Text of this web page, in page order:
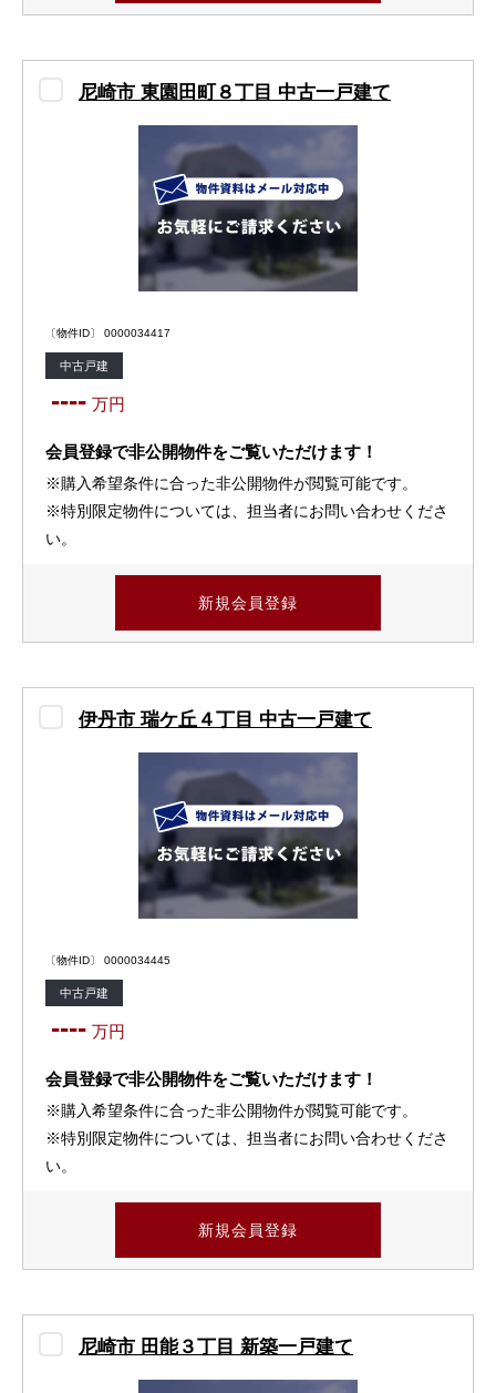
尼崎市 東園田町８丁目 中古一戸建て
〔物件ID〕 0000034417
中古戸建
---- 万円
会員登録で非公開物件をご覧いただけます！
※購入希望条件に合った非公開物件が閲覧可能です。
※特別限定物件については、担当者にお問い合わせくださ
い。
新規会員登録
伊丹市 瑞ケ丘４丁目 中古一戸建て
〔物件ID〕 0000034445
中古戸建
---- 万円
会員登録で非公開物件をご覧いただけます！
※購入希望条件に合った非公開物件が閲覧可能です。
※特別限定物件については、担当者にお問い合わせくださ
い。
新規会員登録
尼崎市 田能３丁目 新築一戸建て